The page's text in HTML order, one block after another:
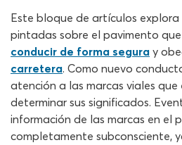
Este bloque de artículos
pintadas sobre el pavimento
conducir de forma segura y
carretera. Como nuevo
atención a las marcas viales que
determinar sus significados.
información de las marcas en el
completamente subconsciente,